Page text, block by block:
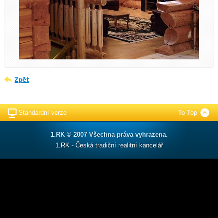
Zpět
Standardní verze To Top
1.RK © 2007 Všechna práva vyhrazena.
1.RK - Česká tradiční realitní kancelář